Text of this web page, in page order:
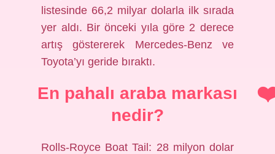
listesinde 66,2 milyar dolarla ilk sırada
yer aldı. Bir önceki yıla göre 2 derece
artış göstererek Mercedes-Benz ve
Toyota’yı geride bıraktı.
En pahalı araba markası
nedir?
Rolls-Royce Boat Tail: 28 milyon dolar